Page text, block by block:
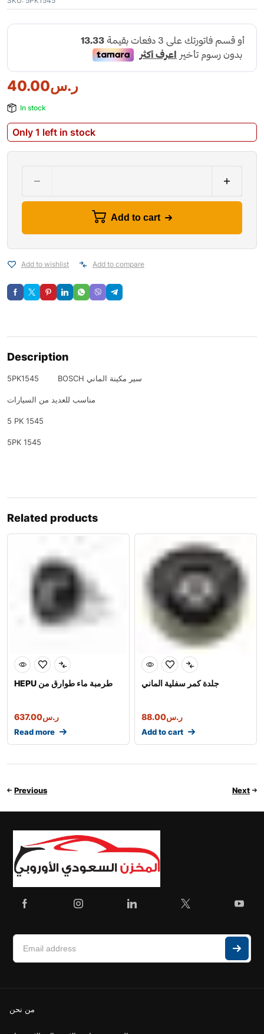
ر.س40.00
In stock
Only 1 left in stock
Add to cart
Add to wishlist Add to compare
Description
5PK1545 BOSCH سير مكينة الماني
مناسب للعديد من السيارات
5 PK 1545
5PK 1545
Related products
HEPU طرمبة ماء طوارق من
ر.س637.00
Read more
جلدة كمر سفلية الماني
ر.س88.00
Add to cart
Previous Next
من نحن